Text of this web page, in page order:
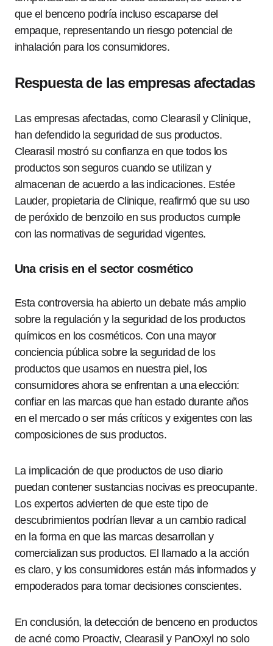
que el benceno podría incluso escaparse del
empaque, representando un riesgo potencial de
inhalación para los consumidores.
Respuesta de las empresas afectadas
Las empresas afectadas, como Clearasil y Clinique,
han defendido la seguridad de sus productos.
Clearasil mostró su confianza en que todos los
productos son seguros cuando se utilizan y
almacenan de acuerdo a las indicaciones. Estée
Lauder, propietaria de Clinique, reafirmó que su uso
de peróxido de benzoilo en sus productos cumple
con las normativas de seguridad vigentes.
Una crisis en el sector cosmético
Esta controversia ha abierto un debate más amplio
sobre la regulación y la seguridad de los productos
químicos en los cosméticos. Con una mayor
conciencia pública sobre la seguridad de los
productos que usamos en nuestra piel, los
consumidores ahora se enfrentan a una elección:
confiar en las marcas que han estado durante años
en el mercado o ser más críticos y exigentes con las
composiciones de sus productos.
La implicación de que productos de uso diario
puedan contener sustancias nocivas es preocupante.
Los expertos advierten de que este tipo de
descubrimientos podrían llevar a un cambio radical
en la forma en que las marcas desarrollan y
comercializan sus productos. El llamado a la acción
es claro, y los consumidores están más informados y
empoderados para tomar decisiones conscientes.
En conclusión, la detección de benceno en productos
de acné como Proactiv, Clearasil y PanOxyl no solo